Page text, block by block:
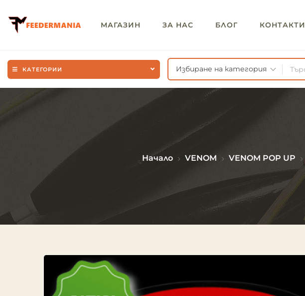
МАГАЗИН ЗА НАС БЛОГ КОНТАКТИ
КАТЕГОРИИ Избиране на категория
Начало VENOM VENOM POP UP